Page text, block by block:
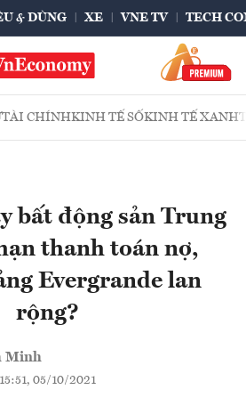
& DÙNG XE VNE TV TECH
TÀI CHÍNHKINH TẾ SỐKINH TẾ XANH
bất động sản Trung
thanh toán nợ,
Evergrande lan
rộng?
Minh
15:51, 05/10/2021